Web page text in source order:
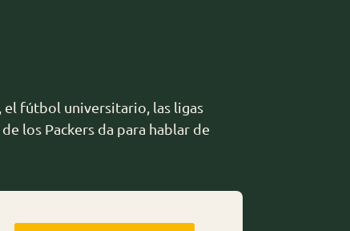
el fútbol universitario, las ligas
los Packers da para hablar de